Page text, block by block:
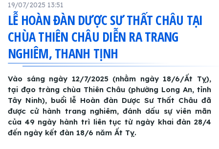
19/07/2025 13:51
LỄ HOÀN ĐÀN DƯỢC SƯ THẤT CHÂU TẠI
CHÙA THIÊN CHÂU DIỄN RA TRANG
NGHIÊM, THANH TỊNH
Vào sáng ngày 12/7/2025 (nhằm ngày 18/6/Ất Tỵ),
tại đạo tràng chùa Thiên Châu (phường Long An, tỉnh
Tây Ninh), buổi lễ Hoàn đàn Dược Sư Thất Châu đã
được cử hành trang nghiêm, đánh dấu sự viên mãn
của 49 ngày hành trì liên tục từ ngày khai đàn 28/4
đến ngày kết đàn 18/6 năm Ất Tỵ.